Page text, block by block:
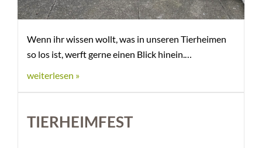
Wenn ihr wissen wollt, was in unseren Tierheimen
so los ist, werft gerne einen Blick hinein.
weiterlesen »
TIERHEIMFEST